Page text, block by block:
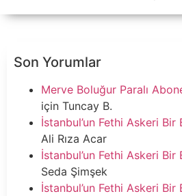
Son Yorumlar
Merve Boluğur Paralı
için Tuncay B.
İstanbul’un Fethi Askeri Bir
Ali Rıza Acar
İstanbul’un Fethi Askeri Bir
Seda Şimşek
İstanbul’un Fethi Askeri Bir